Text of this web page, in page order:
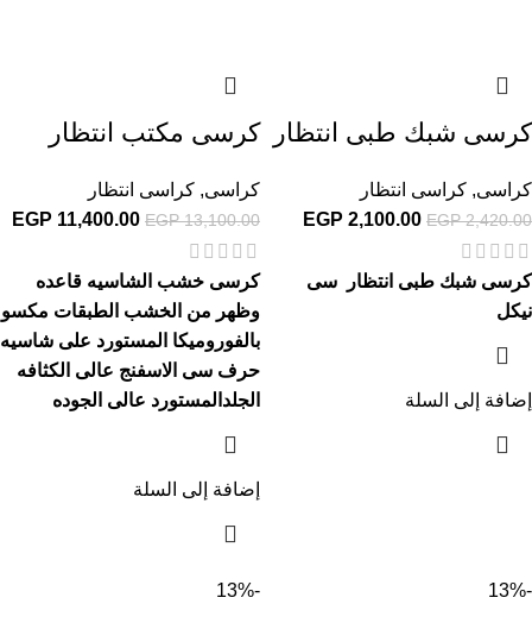
كرسى شبك طبى انتظار
كراسى, كراسى انتظار
EGP2,420.00
EGP 2,100.00
كرسى شبك طبى انتظار سى
نيكل
إضافة إلى السلة
كرسى مكتب انتظار
كراسى, كراسى انتظار
EGP13,100.00
EGP 11,400.00
كرسى خشب الشاسيه قاعده
وظهر من الخشب الطبقات مكسو
بالفوروميكا المستورد على شاسيه
حرف سى الاسفنج عالى الكثافه
الجلدالمستورد عالى الجوده
إضافة إلى السلة
-13%
-13%